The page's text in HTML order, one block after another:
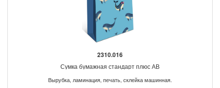
2310.016
Сумка бумажная стандарт плюс АВ
Вырубка, ламинация, печать, склейка машинная.